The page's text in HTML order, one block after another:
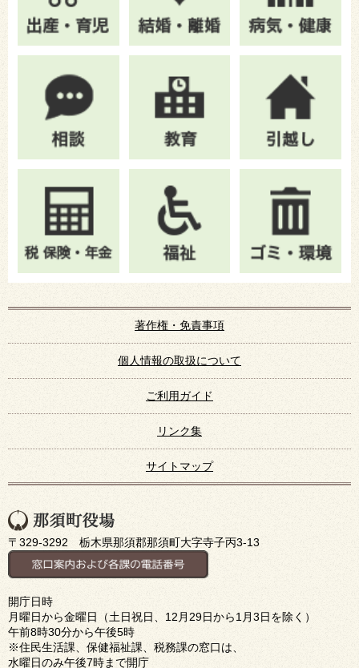
著作権・免責事項
個人情報の取扱について
ご利用ガイド
リンク集
サイトマップ
〒329-3292 栃木県那須郡那須町大字寺子丙3-13
開庁日時
月曜日から金曜日（土日祝日、12月29日から1月3日を除く）
午前8時30分から午後5時
※住民生活課、保健福祉課、税務課の窓口は、
水曜日のみ午後7時まで開庁